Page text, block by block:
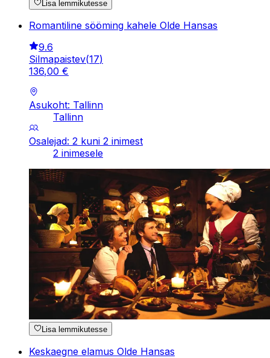
Lisa lemmikutesse
Romantiline sööming kahele Olde Hansas
9.6
Silmapaistev(17)
136,00 €
Asukoht: Tallinn
Tallinn
Osalejad: 2 kuni 2 inimest
2 inimesele
Lisa lemmikutesse
Keskaegne elamus Olde Hansas